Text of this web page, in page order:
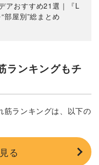
アおすすめ21選｜『L
部屋別”総まとめ
ランキングもチ
筋ランキングは、以下の
る